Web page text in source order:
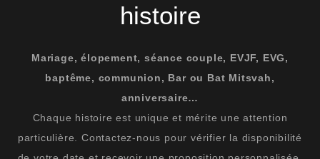
histoire
Mariage, élopement, séance couple, EVJF, EVG,
baptême, communion, Bar ou Bat Mitsvah,
anniversaire…
Chaque histoire est unique et mérite une attention
particulière. Contactez-nous pour vérifier la disponibilité